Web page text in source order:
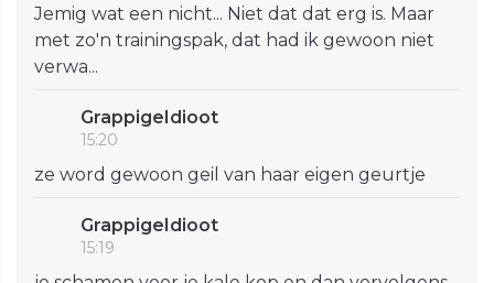
Jemig wat een nicht... Niet dat dat erg is. Maar
met zo'n trainingspak, dat had ik gewoon niet
verwa...
GrappigeIdioot
15:20
ze word gewoon geil van haar eigen geurtje
GrappigeIdioot
15:19